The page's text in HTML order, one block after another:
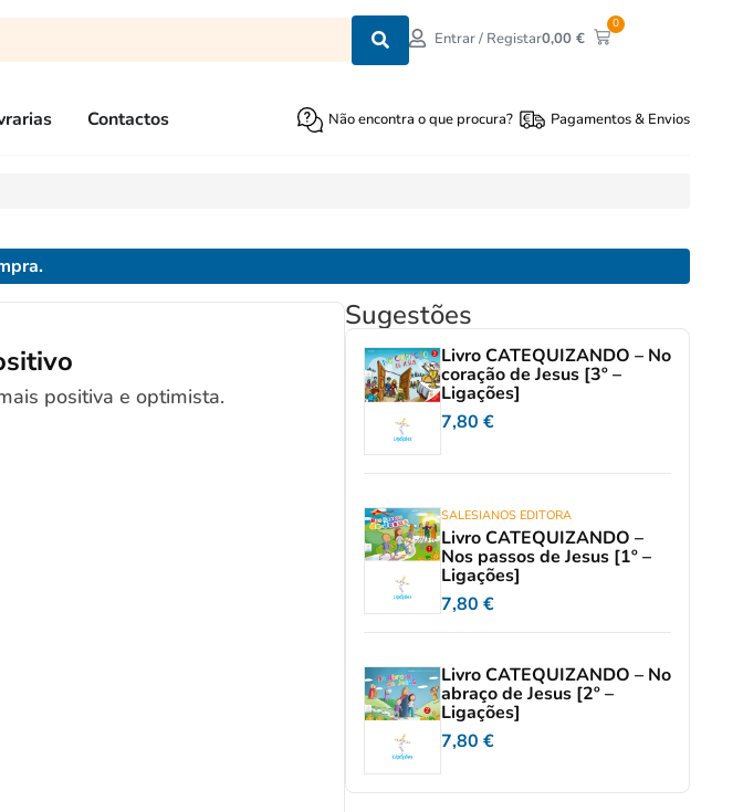
Entrar / Registar0,00€
0
Contactos Não encontra o que procura? Pagamentos & Envios
positiva e optimista.
Sugestões
Livro CATEQUIZANDO – No
coração de Jesus [3º –
Ligações]
7,80 €
SALESIANOS EDITORA
Livro CATEQUIZANDO –
Nos passos de Jesus [1º –
Ligações]
7,80 €
Livro CATEQUIZANDO – No
abraço de Jesus [2º –
Ligações]
7,80 €